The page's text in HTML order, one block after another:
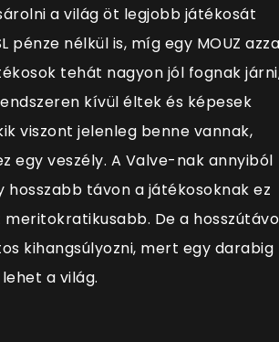
a világ öt legjobb játékosát
pénze nélkül is, míg egy MOUZ
tehát nagyon jól fognak
kívül éltek és képesek
viszont jelenleg benne vannak,
egy veszély. A Valve-nak annyiból
hosszabb távon a játékosoknak ez
De a
kihangsúlyozni, mert egy darabig
a világ.